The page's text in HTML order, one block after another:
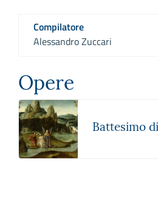
Compilatore
Alessandro Zuccari
Opere
Battesimo